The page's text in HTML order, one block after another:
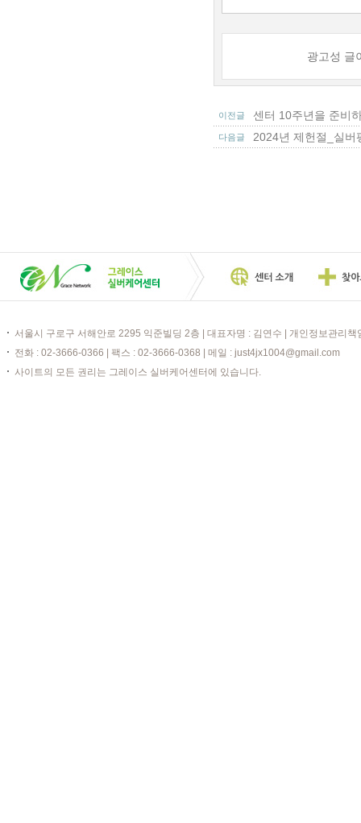
광고성 글
이전글 센터 10주년을 준비
다음글 2024년 제헌절_실버
서울시 구로구 서해안로 2295 익준빌딩 2층 | 대표자명 : 김연수 | 개인정보관리책
전화 : 02-3666-0366 | 팩스 : 02-3666-0368 | 메일 : just4jx1004@gmail.com
사이트의 모든 권리는 그레이스 실버케어센터에 있습니다.